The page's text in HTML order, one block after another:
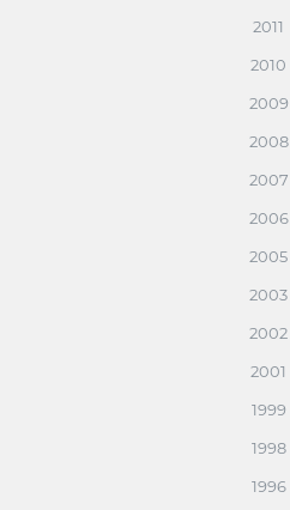
2011
2010
2009
2008
2007
2006
2005
2003
2002
2001
1999
1998
1996